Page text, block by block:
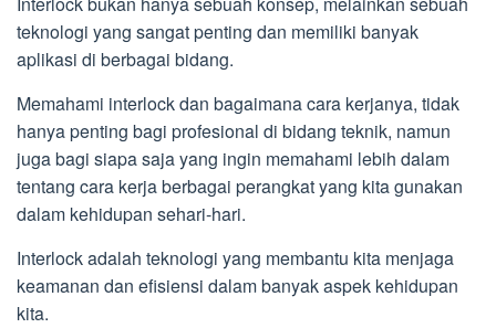
teknologi yang sangat penting dan memiliki banyak
aplikasi di berbagai bidang.
Memahami interlock dan bagaimana cara kerjanya, tidak
hanya penting bagi profesional di bidang teknik, namun
juga bagi siapa saja yang ingin memahami lebih dalam
tentang cara kerja berbagai perangkat yang kita gunakan
dalam kehidupan sehari-hari.
Interlock adalah teknologi yang membantu kita menjaga
keamanan dan efisiensi dalam banyak aspek kehidupan
kita.